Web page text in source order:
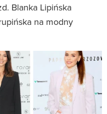
Blanka Lipińska
na modny